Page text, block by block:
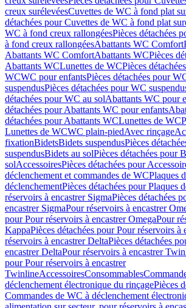
creux surélevéesCuvettes de WC à fond plat
détachées pour Cuvettes de WC à fond plat
WC à fond creux rallongéesPièces détachées
à fond creux rallongéesAbattants WC Comfort
Abattants WC ComfortAbattants WCPièces
Abattants WCLunettes de WCPièces
WCWC pour enfantsPièces détachées pour
suspendusPièces détachées pour WC
détachées pour WC au solAbattants WC pour
détachées pour Abattants WC pour enfants
détachées pour Abattants WCLunettes de WC
Lunettes de WCWC plain-piedAvec rinçage
fixationBidetsBidets suspendusPièces
suspendusBidets au solPièces détachées pour
solAccessoiresPièces détachées pour
déclenchement et commandes de WCPlaques
déclenchementPièces détachées pour Plaques
réservoirs à encastrer SigmaPièces détachées
encastrer SigmaPour réservoirs à encastrer
pour Pour réservoirs à encastrer OmegaPour
KappaPièces détachées pour Pour réservoirs à
réservoirs à encastrer DeltaPièces détachées
encastrer DeltaPour réservoirs à encastrer
pour Pour réservoirs à encastrer
TwinlineAccessoiresConsommables
déclenchement électronique du rinçagePièces
Commandes de WC à déclenchement